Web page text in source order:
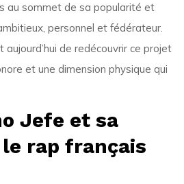
au sommet de sa popularité et
personnel et fédérateur.
de redécouvrir ce projet
et une dimension physique qui
Jefe et sa
rap français